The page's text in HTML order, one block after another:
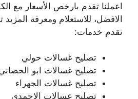
اعملنا تقدم بارخص الأسعار مع
الافضل، للاستعلام ومعرفة المزيد
نقدم خدمات:
تصليح غسالات حولي
تصليح غسالات ابو
تصليح غسالات الجهراء
تصليح عسالات الاحمدي